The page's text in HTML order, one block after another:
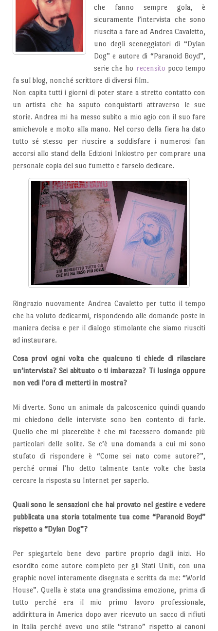
che fanno sempre gola, è
sicuramente l’intervista che sono
riuscita a fare ad Andrea Cavaletto,
uno degli sceneggiatori di “Dylan
Dog” e autore di “Paranoid Boyd”,
serie che ho recensito poco tempo
fa sul blog, nonché scrittore di diversi film.
Non capita tutti i giorni di poter stare a stretto contatto con
un artista che ha saputo conquistarti attraverso le sue
storie. Andrea mi ha messo subito a mio agio con il suo fare
amichevole e molto alla mano. Nel corso della fiera ha dato
tutto sé stesso per riuscire a soddisfare i numerosi fan
accorsi allo stand della Edizioni Inkiostro per comprare una
personale copia del suo fumetto e farselo dedicare.
Ringrazio nuovamente Andrea Cavaletto per tutto il tempo
che ha voluto dedicarmi, rispondendo alle domande poste in
maniera decisa e per il dialogo stimolante che siamo riusciti
ad instaurare.
Cosa provi ogni volta che qualcuno ti chiede di rilasciare
un’intervista? Sei abituato o ti imbarazza? Ti lusinga oppure
non vedi l’ora di metterti in mostra?
Mi diverte. Sono un animale da palcoscenico quindi quando
mi chiedono delle interviste sono ben contento di farle.
Quello che mi piacerebbe è che mi facessero domande più
particolari delle solite. Se c’è una domanda a cui mi sono
stufato di rispondere è “Come sei nato come autore?”,
perché ormai l’ho detto talmente tante volte che basta
cercare la risposta su Internet per saperlo.
Quali sono le sensazioni che hai provato nel gestire e vedere
pubblicata una storia totalmente tua come “Paranoid Boyd”
rispetto a “Dylan Dog”?
Per spiegartelo bene devo partire proprio dagli inizi. Ho
esordito come autore completo per gli Stati Uniti, con una
graphic novel interamente disegnata e scritta da me: “World
House”. Quella è stata una grandissima emozione, prima di
tutto perché era il mio primo lavoro professionale,
addirittura in America dopo aver ricevuto un sacco di rifiuti
in Italia perché avevo uno stile “strano” rispetto ai canoni